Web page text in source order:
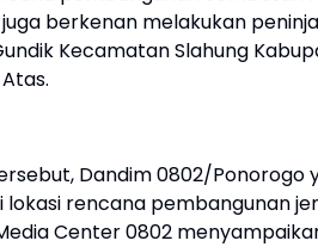
berkenan melakukan
Kecamatan Slahung
Dandim 0802/Ponorogo
lokasi rencana pembangunan
Center 0802